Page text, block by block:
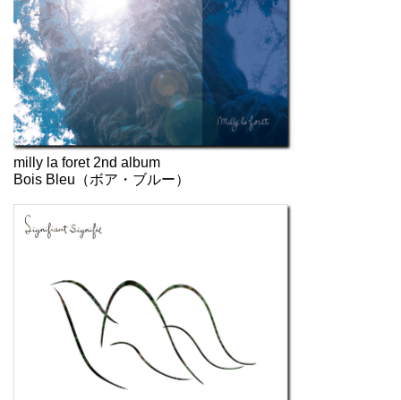
milly la foret 2nd album
Bois Bleu（ボア・ブルー）